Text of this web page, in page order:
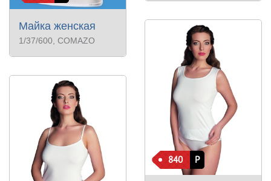
Майка женская
1/37/600 , COMAZO
840 Р